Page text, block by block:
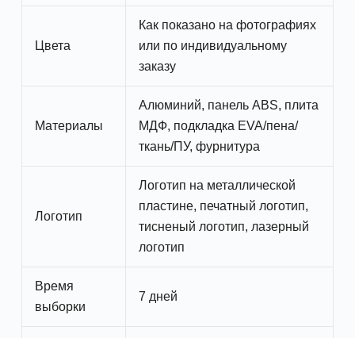
Цвета
Как показано на фотографиях
или по индивидуальному
заказу
Материалы
Алюминий, панель ABS, плита
МДФ, подкладка EVA/пена/
ткань/ПУ, фурнитура
Логотип
Логотип на металлической
пластине, печатный логотип,
тисненый логотип, лазерный
логотип
Время
выборки
7 дней